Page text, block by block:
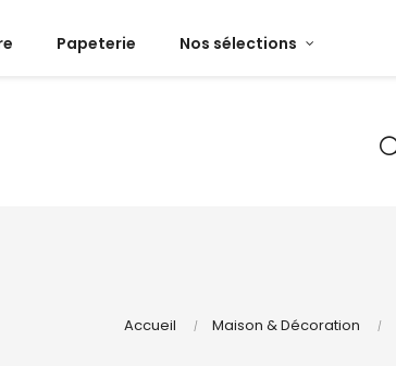
Papeterie Nos sélections
Accueil Maison & Décoration